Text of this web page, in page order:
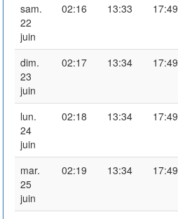
sam.
22
juin
02:16 13:33 17:49
dim.
23
juin
02:17 13:34 17:49
lun.
24
juin
02:18 13:34 17:49
mar.
25
juin
02:19 13:34 17:49